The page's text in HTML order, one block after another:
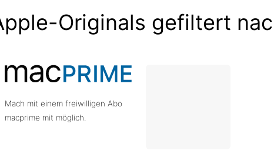
Originals gefiltert
Mach mit einem freiwilligen Abo
macprime mit möglich.